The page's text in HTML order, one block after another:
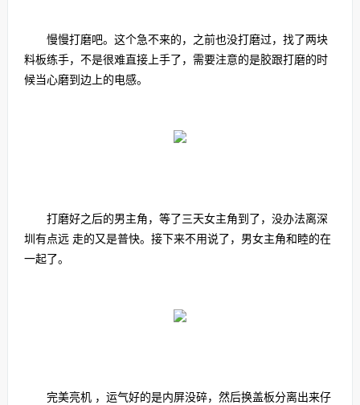
慢慢打磨吧。这个急不来的，之前也没打磨过，找了两块
料板练手，不是很难直接上手了，需要注意的是胶跟打磨的时
候当心磨到边上的电感。
打磨好之后的男主角，等了三天女主角到了，没办法离深
圳有点远 走的又是普快。接下来不用说了，男女主角和睦的在
一起了。
完美亮机 ，运气好的是内屏没碎，然后换盖板分离出来仔